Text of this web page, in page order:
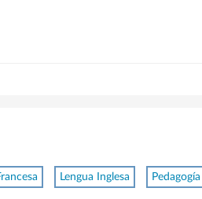
Lengua Inglesa